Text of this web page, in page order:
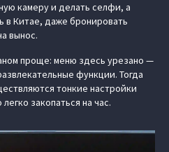
камеру и делать селфи, а
в Китае, даже бронировать
вынос.
проще: меню здесь урезано —
функции. Тогда
тонкие настройки
закопаться на час.